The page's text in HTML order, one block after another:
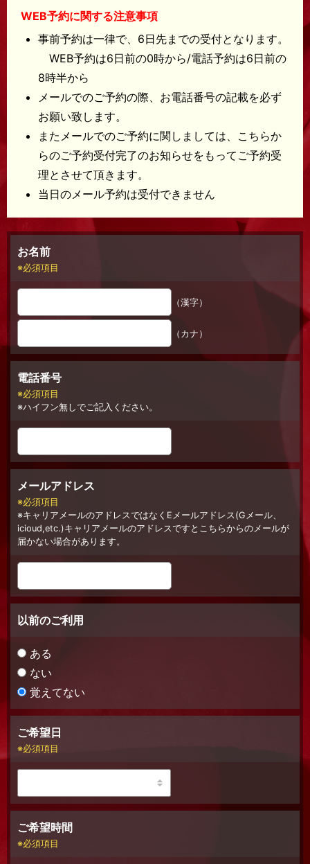
WEB予約に関する注意事項
事前予約は一律で、6日先までの受付となります。
WEB予約は6日前の0時から/電話予約は6日前の
8時半から
メールでのご予約の際、お電話番号の記載を必ず
お願い致します。
またメールでのご予約に関しましては、こちらか
らのご予約受付完了のお知らせをもってご予約受
理とさせて頂きます。
当日のメール予約は受付できません
お名前
必須項目
（漢字）
（カナ）
電話番号
必須項目
ハイフン無しでご記入ください。
メールアドレス
必須項目
キャリアメールのアドレスではなくEメールアドレス(Gメール、
icioud,etc.)キャリアメールのアドレスですとこちらからのメールが
届かない場合があります。
以前のご利用
ある
ない
覚えてない
ご希望日
必須項目
ご希望時間
必須項目